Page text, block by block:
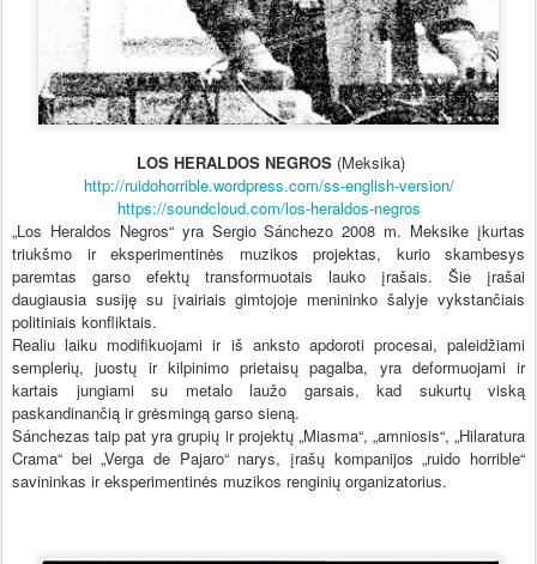
LOS HERALDOS NEGROS (Meksika)
http://ruidohorrible.wordpress.com/ss-english-version/
https://soundcloud.com/los-heraldos-negros
„Los Heraldos Negros“ yra Sergio Sánchezo 2008 m. Meksike įkurtas
triukšmo ir eksperimentinės muzikos projektas, kurio skambesys
paremtas garso efektų transformuotais lauko įrašais. Šie įrašai
daugiausia susiję su įvairiais gimtojoje menininko šalyje vykstančiais
politiniais konfliktais.
Realiu laiku modifikuojami ir iš anksto apdoroti procesai, paleidžiami
semplerių, juostų ir kilpinimo prietaisų pagalba, yra deformuojami ir
kartais jungiami su metalo laužo garsais, kad sukurtų viską
paskandinančią ir grėsmingą garso sieną.
Sánchezas taip pat yra grupių ir projektų „Miasma“, „amniosis“, „Hilaratura
Crama“ bei „Verga de Pajaro“ narys, įrašų kompanijos „ruido horrible“
savininkas ir eksperimentinės muzikos renginių organizatorius.